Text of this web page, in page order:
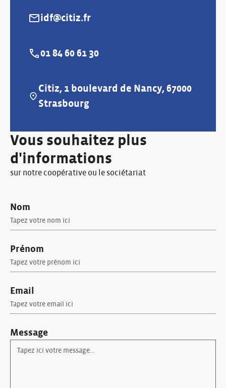
Vous souhaitez plus
d'informations
sur notre coopérative ou le sociétariat
Nom
Prénom
Email
Message
E-mail :idf@citiz.fr
Téléphone :
01 84 60 61 30
Adresse :
Citiz, 1 boulevard de Nancy, 67000
Strasbourg